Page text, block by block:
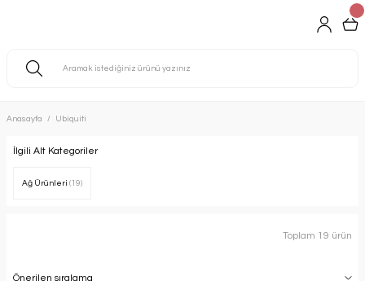
Anasayfa Ubiquiti
İlgili Alt Kategoriler
Ağ Ürünleri (19)
Toplam 19 ürün